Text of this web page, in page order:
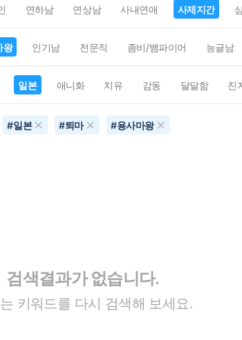
연하남 연상남 사내연애 사제지간
왕 인기남 전문직 좀비/뱀파이어 능글남
일본 애니화 치유 감동 달달함 진
#일본 #퇴마 #용사마왕
검색결과가 없습니다.
키워드를 다시 검색해 보세요.